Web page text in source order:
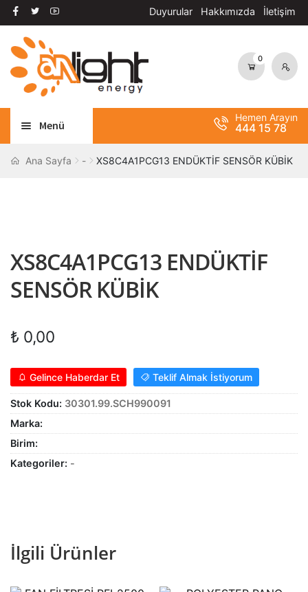
Duyurular Hakkımızda İletişim
Dolaşıma
geç
İçeriğe
geç
0
Menü
AYDINLATMA
Alt
SOLAR SİSTEM
BANT / YAPIŞTIRICILAR
SARF MALZEME
PANOLAR
ASPİRATÖRLER
Hemen Arayın
444 15 78
Ana Sayfa - XS8C4A1PCG13 ENDÜKTİF SENSÖR KÜBİK
XS8C4A1PCG13 ENDÜKTİF
SENSÖR KÜBİK
₺ 0,00
Gelince Haberdar Et Teklif Almak İstiyorum
Stok Kodu: 30301.99.SCH990091
Marka:
Birim:
Kategoriler: -
İlgili Ürünler